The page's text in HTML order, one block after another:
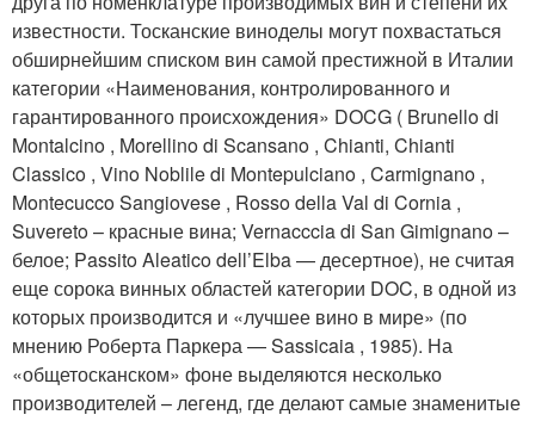
известности. Тосканские виноделы могут похвастаться
обширнейшим списком вин самой престижной в Италии
категории «Наименования, контролированного и
гарантированного происхождения» DOCG ( Brunello di
Montalcino , Morellino di Scansano , Chianti, Chianti
Classico , Vino Noblile di Montepulciano , Carmignano ,
Montecucco Sangiovese , Rosso della Val di Cornia ,
Suvereto – красные вина; Vernacccia di San Gimignano –
белое; Passito Aleatico dell’Elba — десертное), не считая
еще сорока винных областей категории DOC, в одной из
которых производится и «лучшее вино в мире» (по
мнению Роберта Паркера — Sassicaia , 1985). На
«общетосканском» фоне выделяются несколько
производителей – легенд, где делают самые знаменитые